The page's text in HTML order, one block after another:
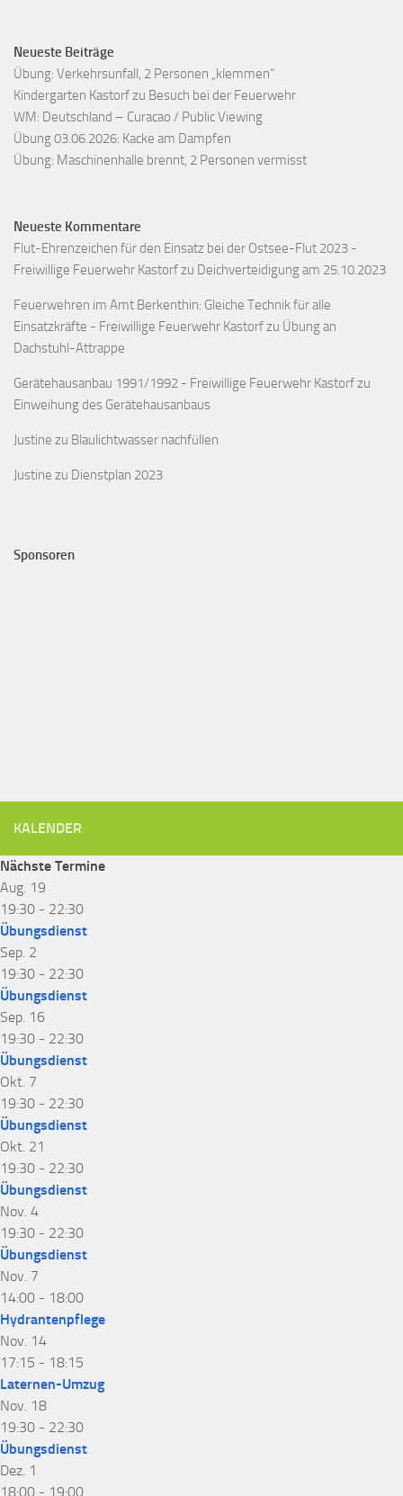
Neueste Beiträge
Übung: Verkehrsunfall, 2 Personen „klemmen“
Kindergarten Kastorf zu Besuch bei der Feuerwehr
WM: Deutschland – Curacao / Public Viewing
Übung 03.06.2026: Kacke am Dampfen
Übung: Maschinenhalle brennt, 2 Personen vermisst
Neueste Kommentare
Flut-Ehrenzeichen für den Einsatz bei der Ostsee-Flut 2023 -
Freiwillige Feuerwehr Kastorfzu Deichverteidigung am 25.10.2023
Feuerwehren im Amt Berkenthin: Gleiche Technik für alle
Einsatzkräfte - Freiwillige Feuerwehr Kastorfzu Übung an
Dachstuhl-Attrappe
Gerätehausanbau 1991/1992 - Freiwillige Feuerwehr Kastorfzu
Einweihung des Gerätehausanbaus
Justine zu Blaulichtwasser nachfüllen
Justine zu Dienstplan 2023
Sponsoren
KALENDER
Nächste Termine
Aug. 19
19:30 - 22:30
Übungsdienst
Sep. 2
19:30 - 22:30
Übungsdienst
Sep. 16
19:30 - 22:30
Übungsdienst
Okt. 7
19:30 - 22:30
Übungsdienst
Okt. 21
19:30 - 22:30
Übungsdienst
Nov. 4
19:30 - 22:30
Übungsdienst
Nov. 7
14:00 - 18:00
Hydrantenpflege
Nov. 14
17:15 - 18:15
Laternen-Umzug
Nov. 18
19:30 - 22:30
Übungsdienst
Dez. 1
18:00 - 19:00